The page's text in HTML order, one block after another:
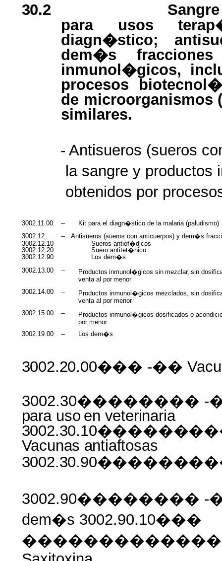
30.2
para usos
diagn�stico;
dem�s
inmunol�gicos,
procesos
de microorganismos
similares.
- Antisueros (sueros
la sangre y
obtenidos por
3002.11.00 --
Kit para el diagn�stico de la malaria (paludismo)
3002.12
--
Antisueros (sueros con anticuerpos) y dem�s
3002.12.10
Sueros antiof�dicos
3002.12.20
Suero antitet�nico
3002.12.90
Los dem�s
3002.13.00
-- Productos inmunol�gicos sin mezclar, sin
venta al por menor
3002.14.00
--
Productos inmunol�gicos mezclados, sin
venta al por menor
3002.15.00
--
Productos inmunol�gicos dosificados o
por menor
3002.19.00
-- Los dem�s
3002.20.00��� -��
3002.30�������� -
para uso en veterinaria
Vacunas antiaftosas
3002.90�������� -
dem�s 3002.90.10���